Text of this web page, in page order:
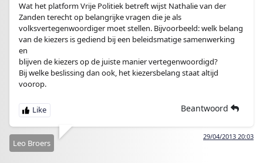
Wat het platform Vrije Politiek betreft wijst Nathalie van der
Zanden terecht op belangrijke vragen die je als
volksvertegenwoordiger moet stellen. Bijvoorbeeld: welk belang
van de kiezers is gediend bij een beleidsmatige samenwerking
en
blijven de kiezers op de juiste manier vertegenwoordigd?
Bij welke beslissing dan ook, het kiezersbelang staat altijd
voorop.
Beantwoord
29/04/2013 20:03
Leo Broers